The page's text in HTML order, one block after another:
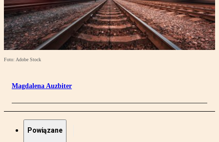
Foto: Adobe Stock
Magdalena Auzbiter
Powiązane